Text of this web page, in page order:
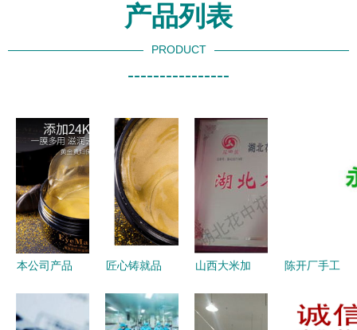
产品列表
PRODUCT
----------------
本公司产品
oem/dom
匠心铸就品
20年实力工
山西大米加
产业链解析
陈开厂手工
加盟与代理